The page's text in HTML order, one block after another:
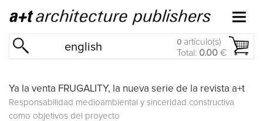
english 0 artículo(s)
Total: 0.00 €
Ya la venta FRUGALITY, la nueva serie de la revista a+t
Responsabilidad medioambiental y sinceridad constructiva
como objetivos del proyecto